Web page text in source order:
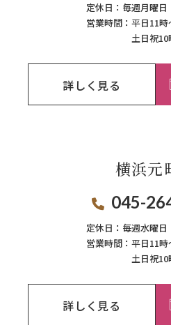
定休日： 毎週月曜日
営業時間： 平日11時
土日祝
詳しく見る
横浜元
045-
定休日： 毎週⽔曜
営業時間： 平日11
土日祝
詳しく見る